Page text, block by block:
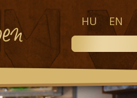
HU EN